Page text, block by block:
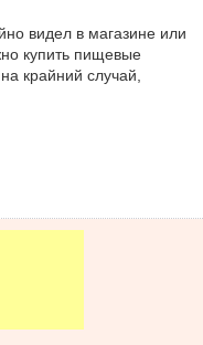
видел в магазине или
купить пищевые
крайний случай,